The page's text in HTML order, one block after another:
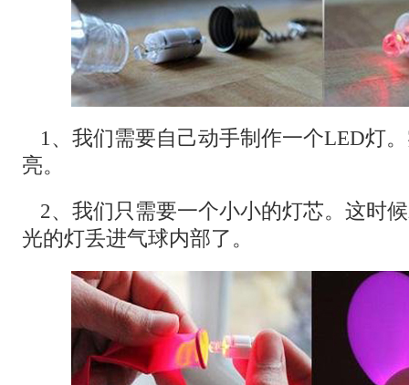
1、我们需要自己动手制作一个LED灯
亮。
2、我们只需要一个小小的灯芯。这时
光的灯丢进气球内部了。